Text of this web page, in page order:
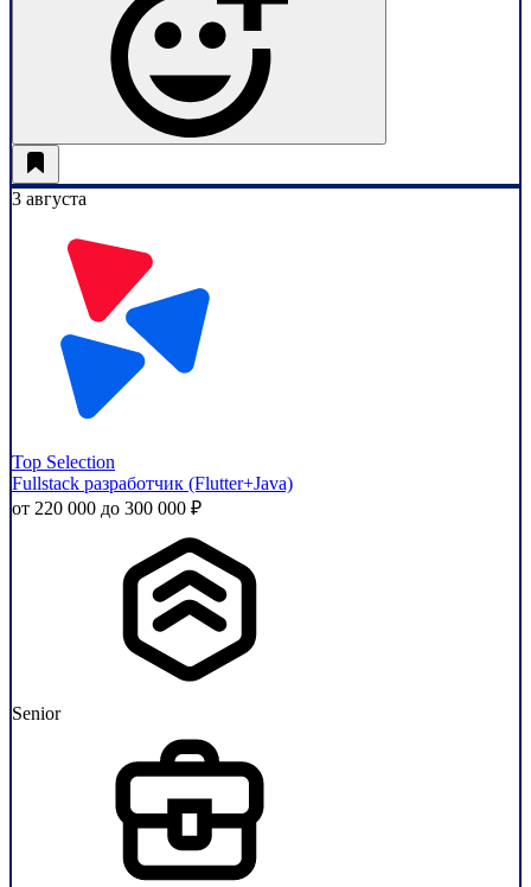
3 августа
Top Selection
Fullstack разработчик (Flutter+Java)
от 220 000 до 300 000 ₽
Senior